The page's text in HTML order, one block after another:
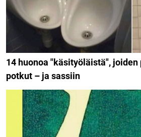
14 huonoa "käsityöläistä", joiden
potkut – ja sassiin